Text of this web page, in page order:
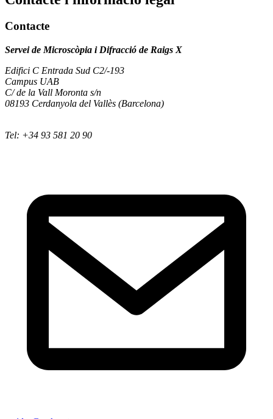
Contacte
Servei de Microscòpia i Difracció de Raigs X
Edifici C Entrada Sud C2/-193
Campus UAB
C/ de la Vall Moronta s/n
08193 Cerdanyola del Vallès (Barcelona)
Tel: +34 93 581 20 90